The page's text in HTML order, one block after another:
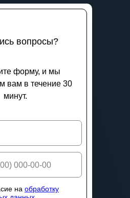
вопросы?
форму, и мы
вам в течение 30
минут.
на обработку